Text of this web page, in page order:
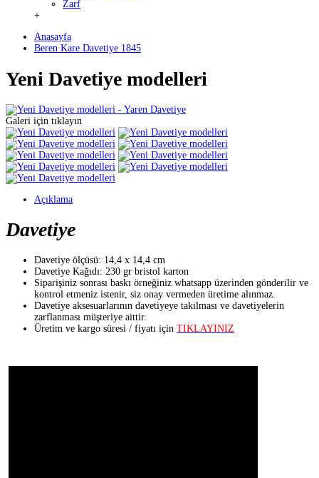
Zarf
+
Anasayfa
Beren Kare Davetiye 1845
Yeni Davetiye modelleri
Galeri için tıklayın
Açıklama
Davetiye
Davetiye ölçüsü: 14,4 x 14,4 cm
Davetiye Kağıdı: 230 gr bristol karton
Siparişiniz sonrası baskı örneğiniz whatsapp üzerinden gönderilir ve
kontrol etmeniz istenir, siz onay vermeden üretime alınmaz.
Davetiye aksesuarlarının davetiyeye takılması ve davetiyelerin
zarflanması müşteriye aittir.
Üretim ve kargo süresi / fiyatı için TIKLAYINIZ